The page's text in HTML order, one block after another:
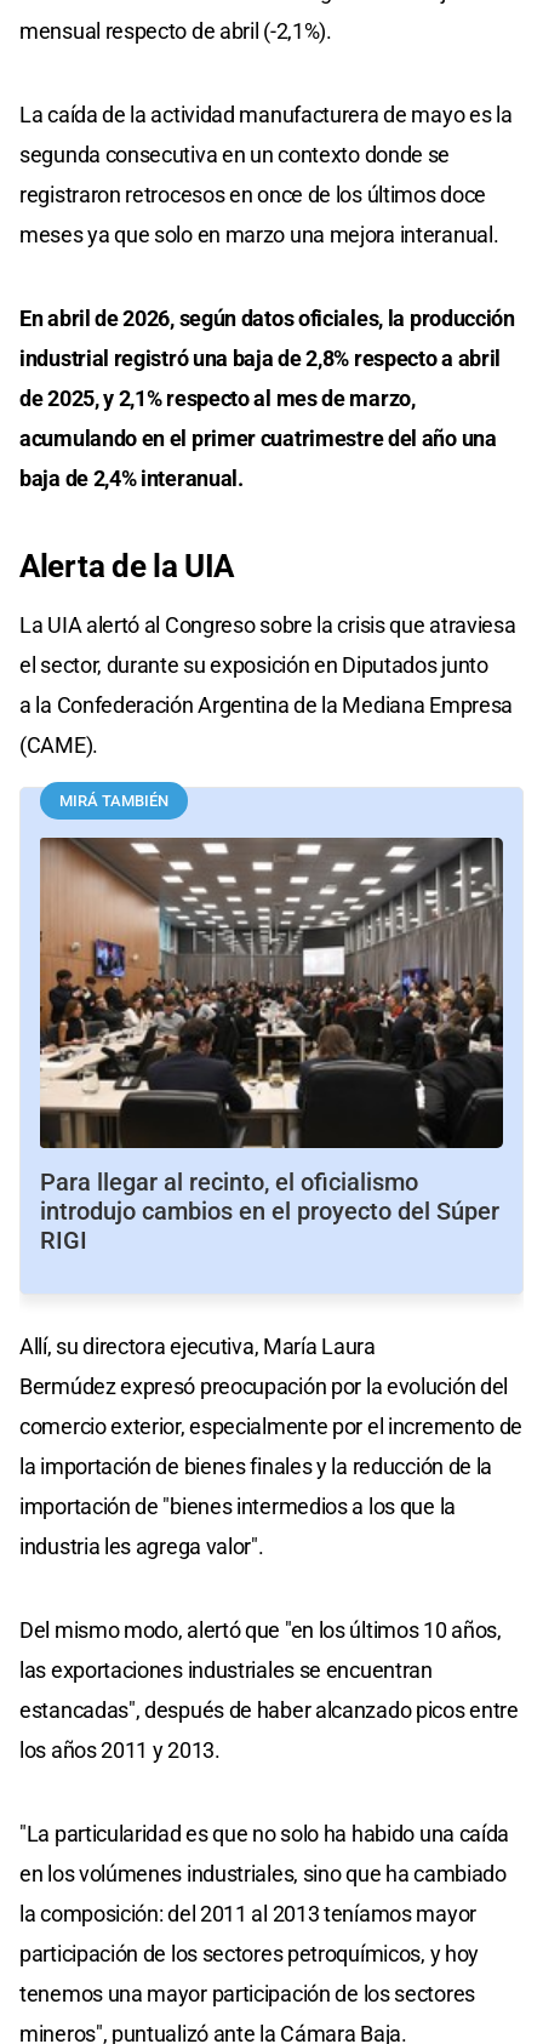
mensual respecto de abril (-2,1%).
La caída de la actividad manufacturera de mayo es la
segunda consecutiva en un contexto donde se
registraron retrocesos en once de los últimos doce
meses ya que solo en marzo una mejora interanual.
En abril de 2026, según datos oficiales, la producción
industrial registró una baja de 2,8% respecto a abril
de 2025, y 2,1% respecto al mes de marzo,
acumulando en el primer cuatrimestre del año una
baja de 2,4% interanual.
Alerta de la UIA
La UIA alertó al Congreso sobre la crisis que atraviesa
el sector, durante su exposición en Diputados junto
a la Confederación Argentina de la Mediana Empresa
(CAME).
MIRÁ TAMBIÉN
Para llegar al recinto, el oficialismo
introdujo cambios en el proyecto del Súper
RIGI
Allí, su directora ejecutiva, María Laura
Bermúdez expresó preocupación por la evolución del
comercio exterior, especialmente por el incremento de
la importación de bienes finales y la reducción de la
importación de "bienes intermedios a los que la
industria les agrega valor".
Del mismo modo, alertó que "en los últimos 10 años,
las exportaciones industriales se encuentran
estancadas", después de haber alcanzado picos entre
los años 2011 y 2013.
"La particularidad es que no solo ha habido una caída
en los volúmenes industriales, sino que ha cambiado
la composición: del 2011 al 2013 teníamos mayor
participación de los sectores petroquímicos, y hoy
tenemos una mayor participación de los sectores
mineros", puntualizó ante la Cámara Baja.